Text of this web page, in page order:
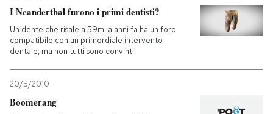
I Neanderthal furono i primi dentisti?
Un dente che risale a 59mila anni fa ha un foro
compatibile con un primordiale intervento
dentale, ma non tutti sono convinti
20/5/2010
Boomerang